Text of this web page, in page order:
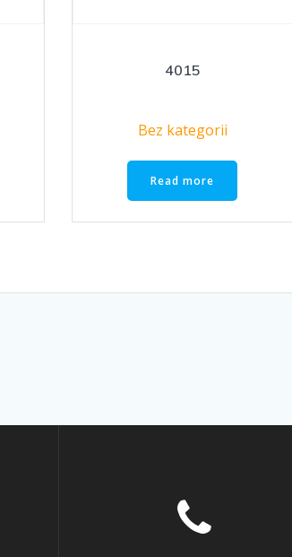
4015
Bez kategorii
Read more